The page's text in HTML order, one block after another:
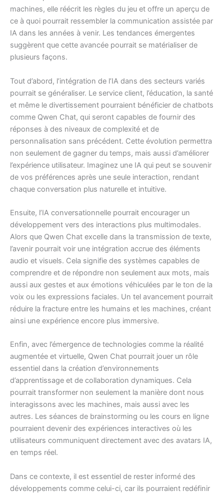
machines, elle réécrit les règles du jeu et offre un aperçu de
ce à quoi pourrait ressembler la communication assistée par
IA dans les années à venir. Les tendances émergentes
suggèrent que cette avancée pourrait se matérialiser de
plusieurs façons.
Tout d’abord, l’intégration de l’IA dans des secteurs variés
pourrait se généraliser. Le service client, l’éducation, la santé
et même le divertissement pourraient bénéficier de chatbots
comme Qwen Chat, qui seront capables de fournir des
réponses à des niveaux de complexité et de
personnalisation sans précédent. Cette évolution permettra
non seulement de gagner du temps, mais aussi d’améliorer
l’expérience utilisateur. Imaginez une IA qui peut se souvenir
de vos préférences après une seule interaction, rendant
chaque conversation plus naturelle et intuitive.
Ensuite, l’IA conversationnelle pourrait encourager un
développement vers des interactions plus multimodales.
Alors que Qwen Chat excelle dans la transmission de texte,
l’avenir pourrait voir une intégration accrue des éléments
audio et visuels. Cela signifie des systèmes capables de
comprendre et de répondre non seulement aux mots, mais
aussi aux gestes et aux émotions véhiculées par le ton de la
voix ou les expressions faciales. Un tel avancement pourrait
réduire la fracture entre les humains et les machines, créant
ainsi une expérience encore plus immersive.
Enfin, avec l’émergence de technologies comme la réalité
augmentée et virtuelle, Qwen Chat pourrait jouer un rôle
essentiel dans la création d’environnements
d’apprentissage et de collaboration dynamiques. Cela
pourrait transformer non seulement la manière dont nous
interagissons avec les machines, mais aussi avec les
autres. Les séances de brainstorming ou les cours en ligne
pourraient devenir des expériences interactives où les
utilisateurs communiquent directement avec des avatars IA,
en temps réel.
Dans ce contexte, il est essentiel de rester informé des
développements comme celui-ci, car ils pourraient redéfinir